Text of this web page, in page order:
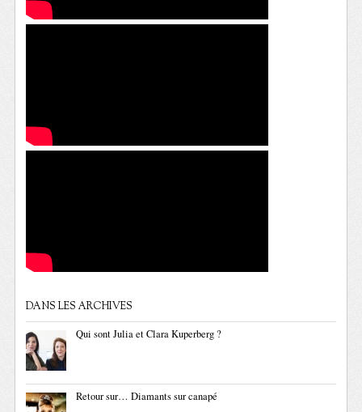
DANS LES ARCHIVES
Qui sont Julia et Clara Kuperberg ?
Retour sur… Diamants sur canapé